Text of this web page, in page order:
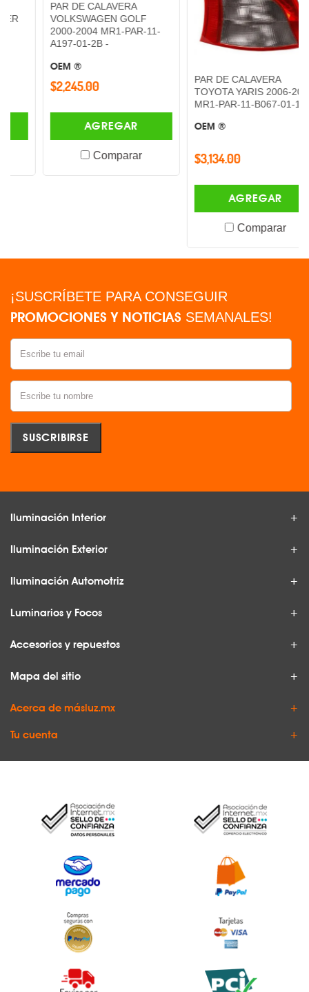
PAR DE CALAVERA
VOLKSWAGEN GOLF
2000-2004 MR1-PAR-11-
A197-01-2B -
OEM ®
$2,245.00
AGREGAR
Comparar
PAR DE CALAVERA
TOYOTA YARIS 2006-2008
MR1-PAR-11-B067-01-1A -
OEM ®
$3,134.00
AGREGAR
Comparar
¡SUSCRÍBETE PARA CONSEGUIR
PROMOCIONES Y NOTICIAS SEMANALES!
Iluminación Interior
Iluminación Exterior
Iluminación Automotriz
Luminarios y Focos
Accesorios y repuestos
Mapa del sitio
Acerca de másluz.mx
Tu cuenta